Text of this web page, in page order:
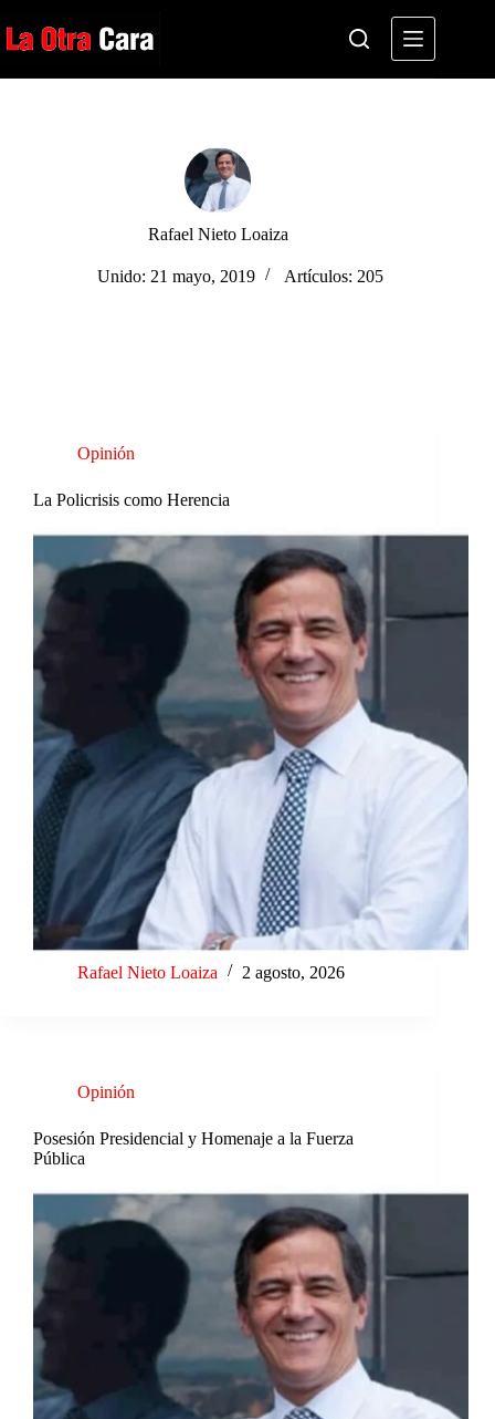
al
contenido
Rafael Nieto Loaiza
Unido: 21 mayo, 2019 Artículos: 205
Opinión
La Policrisis como Herencia
Rafael Nieto Loaiza 2 agosto, 2026
Opinión
Posesión Presidencial y Homenaje a la Fuerza
Pública